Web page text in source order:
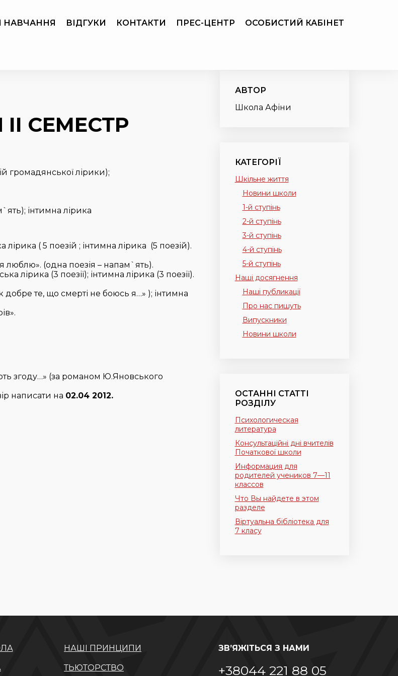
НАВЧАННЯ ВІДГУКИ КОНТАКТИ ПРЕС-ЦЕНТР ОСОБИСТИЙ КАБІНЕТ
СЕМЕСТР
громадянської лірики);
інтимна лірика
( 5 поезій ; інтимна лірика (5 поезій).
люблю». (одна поезія – напам`ять).
лірика (3 поезії); інтимна лірика (3 поезії).
добре те, що смерті не боюсь я…» ); інтимна
згоду…» (за романом Ю.Яновського
написати на 02.04 2012.
АВТОР
Школа Афіни
КАТЕГОРІЇ
Шкільне життя
Новини школи
1-й ступінь
2-й ступінь
3-й ступінь
4-й ступінь
5-й ступінь
Наші досягнення
Наші публикації
Про нас пишуть
Випускники
Новини школи
ОСТАННІ СТАТТІ
РОЗДІЛУ
Психологическая
литература
Консультаційні дні вчителів
Початкової школи
Информация для
родителей учеников 7—11
классов
Что Вы найдете в этом
разделе
Віртуальна бібліотека для
7 класу
НАШІ ПРИНЦИПИ
ТЬЮТОРСТВО
ЗВ’ЯЖІТЬСЯ З НАМИ
+38044 221 88 05